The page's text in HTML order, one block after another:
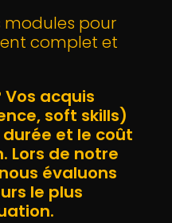
pour
complet et
Vos acquis
soft skills)
et le coût
Lors de notre
évaluons
le plus